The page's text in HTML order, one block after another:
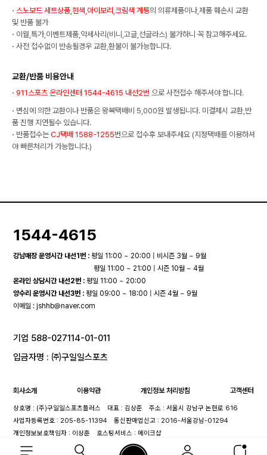
· 스노보드 세트상품,흰색,아이보리,크림색 계통의 의류제품이나,제품 훼손시 교환
및 반품 불가
· 이월,특가,이벤트제품,악세사리(비니,고글,선글라스) 불가하니 꼭 참고해주세요.
· 사전 접수없이 반송될경우 교환,환불이 불가능합니다.
교환/반품 비용안내
· 911스포츠 온라인센터 1544-4615 내선2번 으로 사전접수 해주셔야 합니다.
· 변심에 의한 교환이나 반품은 왕복택배비 5,000원 발생됩니다. 미결제시 교환,반
품 진행 지연될수 있습니다.
· 반품접수는 CJ택배 1588-1255번으로 접수후 보내주세요 (지정택배를 이용하셔
야 빠른처리가 가능합니다.)
1544-4615
강남매장 운영시간 내선1번 : 평일 11:00 ~ 20:00 | 비시즌 3월 ~ 9월
평일 11:00 ~ 21:00 | 시즌 10월 ~ 4월
온라인 상담시간 내선2번 : 평일 11:00 ~ 20:00
양수리 운영시간 내선3번 : 평일 09:00 ~ 18:00 | 시즌 4월 ~ 9월
이메일 :jshhb@naver.com
기업 588-027114-01-011
입금자명 : ㈜구일일스포츠
회사소개 이용약관 개인정보 처리방침 고객센터
상호명 : (주)구일일스포츠플러스 대표 : 김상준
주소 : 서울시 강남구 논현로 616
사업자등록번호 : 205-85-11394
통신판매업신고 : 2016-서울강남-01294
개인정보보호책임자 : 이상훈
호스팅서비스 : 메이크샵